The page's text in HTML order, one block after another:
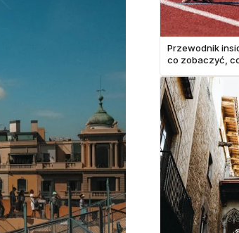
Przewodnik
co zobaczyć,